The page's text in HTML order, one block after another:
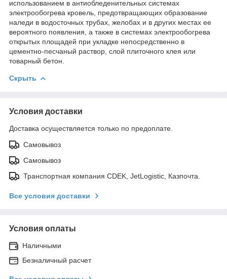
использованием в антиобледенительных системах
электрообогрева кровель, предотвращающих образование
наледи в водосточных трубах, желобах и в других местах ее
вероятного появления, а также в системах электрообогрева
открытых площадей при укладке непосредственно в
цементно-песчаный раствор, слой плиточного клея или
товарный бетон.
Скрыть
Условия доставки
Доставка осуществляется только по предоплате.
Самовывоз
Самовывоз
Транспортная компания CDEK, JetLogistic, Казпочта.
Все условия доставки
Условия оплаты
Наличными
Безналичный расчет